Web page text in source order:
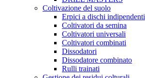
Coltivazione del suolo
Erpici a dischi indipendenti
Coltivatori da semina
Coltivatori universali
Coltivatori combinati
Dissodatori
Dissodatore combinato
Rulli trainati